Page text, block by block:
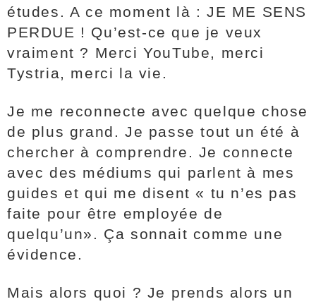
études. A ce moment là : JE ME SENS
PERDUE ! Qu’est-ce que je veux
vraiment ? Merci YouTube, merci
Tystria, merci la vie.
Je me reconnecte avec quelque chose
de plus grand. Je passe tout un été à
chercher à comprendre. Je connecte
avec des médiums qui parlent à mes
guides et qui me disent « tu n’es pas
faite pour être employée de
quelqu’un». Ça sonnait comme une
évidence.
Mais alors quoi ? Je prends alors un